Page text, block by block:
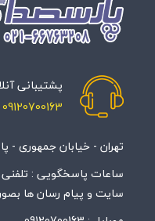
پشتیبانی
09120700163
تهران - خیابان جمهوری -
سایت و پیام رسان ها بصورت 24